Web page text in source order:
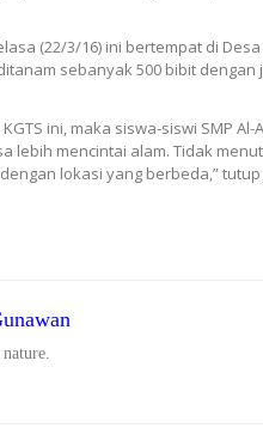
(22/3/16) ini bertempat di
sebanyak 500 bibit dengan
ini, maka siswa-siswi SMP
lebih mencintai alam. Tidak
lokasi yang berbeda,” tutup